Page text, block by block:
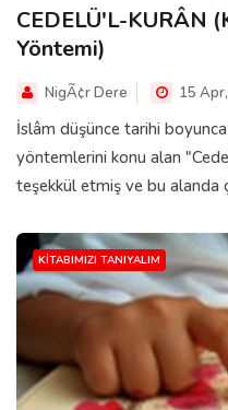
CEDELÜ'L-KURÂN
Yöntemi)
NigÃ¢r Dere 15
İslâm düşünce tarihi
yöntemlerini konu alan
teşekkül etmiş ve bu alanda
KITABIMIZI TANIYALIM